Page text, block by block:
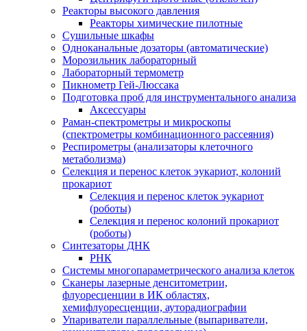
Реакторы высокого давления
Реакторы химические пилотные
Сушильные шкафы
Одноканальные дозаторы (автоматические)
Морозильник лабораторный
Лабораторный термометр
Пикнометр Гей-Люссака
Подготовка проб для инструментального анализа
Аксессуары
Раман-спектрометры и микроскопы
(спектрометры комбинационного рассеяния)
Респирометры (анализаторы клеточного
метаболизма)
Селекция и перенос клеток эукариот, колоний
прокариот
Селекция и перенос клеток эукариот
(роботы)
Селекция и перенос колоний прокариот
(роботы)
Синтезаторы ДНК
РНК
Системы многопараметрического анализа клеток
Сканеры лазерные денситометрии,
флуоресценции в ИК областях,
хемифлуоресценции, ауторадиографии
Упариватели параллельные (выпариватели,